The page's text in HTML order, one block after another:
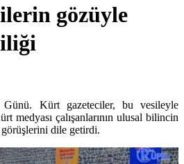
gözüyle
Kürt gazeteciler, bu vesileyle
medyası çalışanlarının ulusal bilincin
görüşlerini dile getirdi.